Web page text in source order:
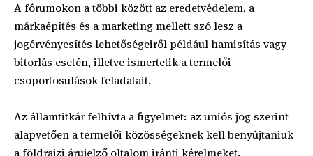
A fórumokon a többi között az eredetvédelem, a
márkaépítés és a marketing mellett szó lesz a
jogérvényesítés lehetőségeiről például hamisítás vagy
bitorlás esetén, illetve ismertetik a termelői
csoportosulások feladatait.
Az államtitkár felhívta a figyelmet: az uniós jog szerint
alapvetően a termelői közösségeknek kell benyújtaniuk
a földrajzi árujelző oltalom iránti kérelmeket.